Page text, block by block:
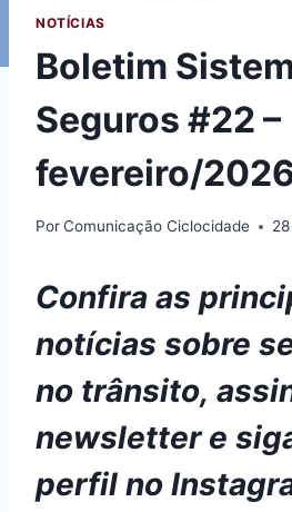
NOTÍCIAS
Boletim
Seguros #22 –
fevereiro/
PorComunicação Ciclocidade
Confira as
notícias sobre
no trânsito,
newslettere
perfil no